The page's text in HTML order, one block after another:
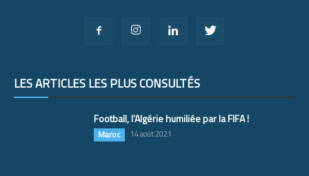
LES ARTICLES LES PLUS CONSULTÉS
Football, l’Algérie humiliée par la FIFA !
Maroc 14 août 2021